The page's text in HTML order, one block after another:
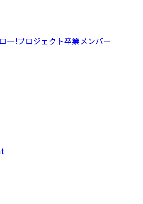
ー!プロジェクト卒業メンバー